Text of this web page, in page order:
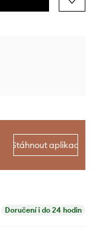
Stáhnout aplikaci
Doručení i do 24 hodin